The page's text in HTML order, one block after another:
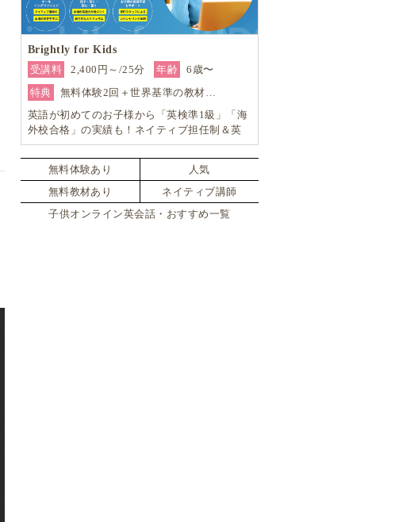
Brightly for Kids
受講料
2,400円～/25分 年齢
6歳〜
特典
無料体験2回＋世界基準の教材…
英語が初めてのお子様から「英検準1級」「海
外校合格」の実績も！ネイティブ担任制＆英
検対策も強く帰国子女対応も可能―小学生か
らの4技能本格英会話『Brightly for Kids｜ブ
ライトリー』
無料体験あり
人気
無料教材あり
ネイティブ講師
子供オンライン英会話・おすすめ一覧